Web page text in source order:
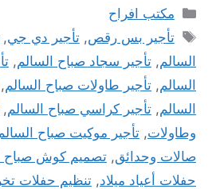
التصنيفات
مكتب افراح
الوسوم
تأجير بس رقص,تأجير دي جي
السالم, تأجير سجاد صباح السالم,
السالم, تأجير طاولات صباح السالم,
السالم, تأجير كراسي صباح السالم,
وطاولات, تأجير موكيت صباح
صالات وحدائق, تصميم كوش صباح
حفلات أعياد ميلاد, تنظيم حفلات